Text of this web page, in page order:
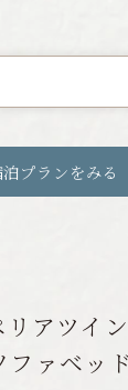
プランをみる
リアツイン
ァベッド